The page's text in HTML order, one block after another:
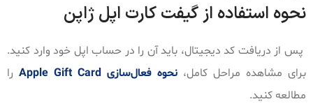
نحوه استفاده از گیفت کارت اپل ژاپن
پس از دریافت کد دیجیتال، باید آن را در حساب اپل خود وارد کنید.
برای مشاهده مراحل کامل، نحوه فعال‌سازی Apple Gift Card
را
مطالعه کنید.